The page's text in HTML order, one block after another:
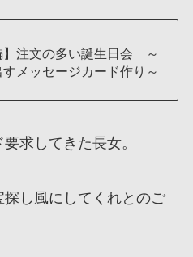
】注文の多い誕生日会 ～
メッセージカード作り～
求してきた長女。
し風にしてくれとのご